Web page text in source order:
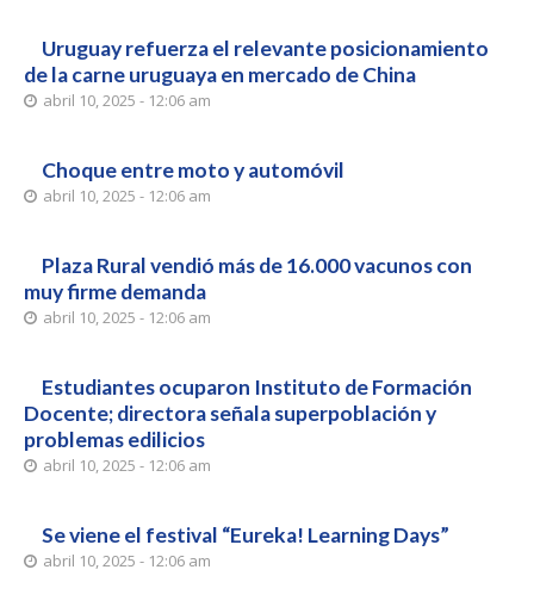
Uruguay refuerza el relevante posicionamiento
de la carne uruguaya en mercado de China
abril 10, 2025 - 12:06 am
Choque entre moto y automóvil
abril 10, 2025 - 12:06 am
Plaza Rural vendió más de 16.000 vacunos con
muy firme demanda
abril 10, 2025 - 12:06 am
Estudiantes ocuparon Instituto de Formación
Docente; directora señala superpoblación y
problemas edilicios
abril 10, 2025 - 12:06 am
Se viene el festival “Eureka! Learning Days”
abril 10, 2025 - 12:06 am